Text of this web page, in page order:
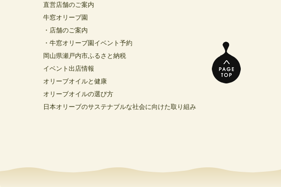
直営店舗のご案内
牛窓オリーブ園
・店舗のご案内
・牛窓オリーブ園イベント予約
岡山県瀬戸内市ふるさと納税
イベント出店情報
オリーブオイルと健康
オリーブオイルの選び方
日本オリーブのサステナブルな社会に向けた取り組み